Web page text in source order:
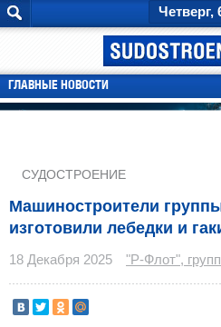
Четверг,
ГЛАВНЫЕ НОВОСТИ
СУДОСТРОЕНИЕ
Машиностроители
изготовили лебедки и
18 Декабря 2025 "Р-Флот",